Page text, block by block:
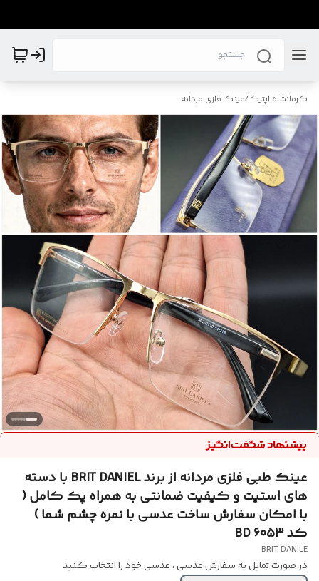
کرمانشاه اپتیک/عینک فلزی مردانه
عینک طبی فلزی مردانه از برند BRIT DANIEL با دسته
های استیت و کیفیت ضمانتی به همراه پک کامل (
با امکان سفارش ساخت عدسی با نمره چشم شما )
کد BD 6053
BRIT DANILE
در صورت تمایل به سفارش عدسی ، عدسی خود را انتخاب کنید